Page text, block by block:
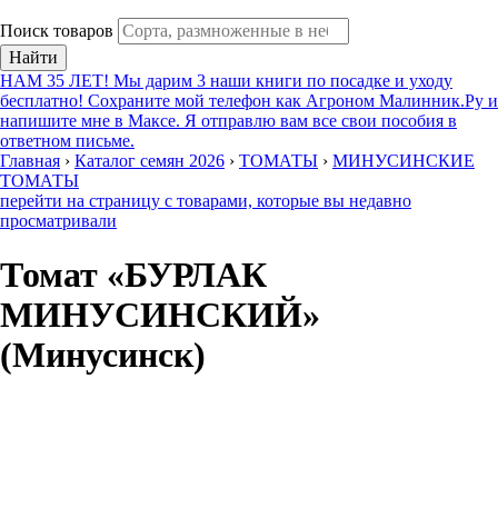
Поиск товаров
Найти
НАМ 35 ЛЕТ! Мы дарим 3 наши книги по посадке и уходу
бесплатно! Сохраните мой телефон как Агроном Малинник.Ру и
напишите мне в Максе. Я отправлю вам все свои пособия в
ответном письме.
Главная › Каталог семян 2026 › ТОМАТЫ › МИНУСИНСКИЕ
ТОМАТЫ
перейти на страницу с товарами, которые вы недавно
просматривали
Томат «БУРЛАК
МИНУСИНСКИЙ»
(Минусинск)